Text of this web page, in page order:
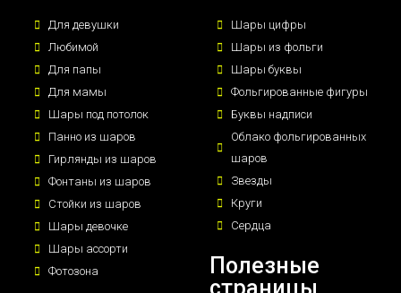
Для девушки
Любимой
Для папы
Для мамы
Шары под потолок
Панно из шаров
Гирлянды из шаров
Фонтаны из шаров
Стойки из шаров
Шары девочке
Шары ассорти
Фотозона
Шары цифры
Шары из фольги
Шары буквы
Фольгированные фигуры
Буквы надписи
Облако фольгированных
шаров
Звезды
Круги
Сердца
Полезные